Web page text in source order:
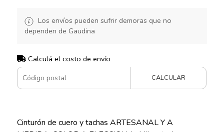
Los envíos pueden sufrir demoras que no
dependen de Gaudina
Calculá el costo de envío
CALCULAR
Cinturón de cuero y tachas ARTESANAL Y A